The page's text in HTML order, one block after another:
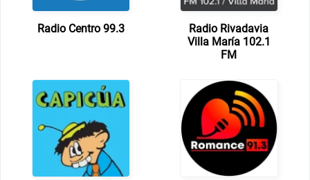
Radio Centro 99.3
Radio Rivadavia
Villa María 102.1
FM